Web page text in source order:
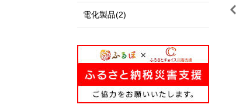
氏の出身地であり、駅構内
に「名探偵コナン」の装飾
が施されたコナン駅（JR由
良駅）や青山氏の思い出の
所蔵物や作品が展示された
【箱根町】JTBふるさと旅
行）（30,000円分） | 旅
行 観光 旅行券 旅行クーポ
ン クーポン 箱根町ふるさ
と納税 神奈川県ふるさと
納税 神奈川県 箱根町
30,000 pt
100,000
円
JTBW030T
びわ湖マラソン 2027 【滋
と納税ランナー枠
交換pt:
参考寄附額:
管理番号:
電化製品(2)